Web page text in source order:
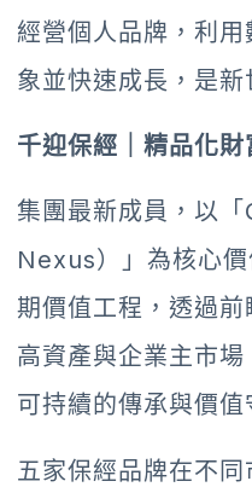
經營個人品牌，利
象並快速成長，是新
千迎保經｜精品化
集團最新成員，以
Nexus）」為核心
期價值工程，透過
高資產與企業主市
可持續的傳承與價值
五家保經品牌在不